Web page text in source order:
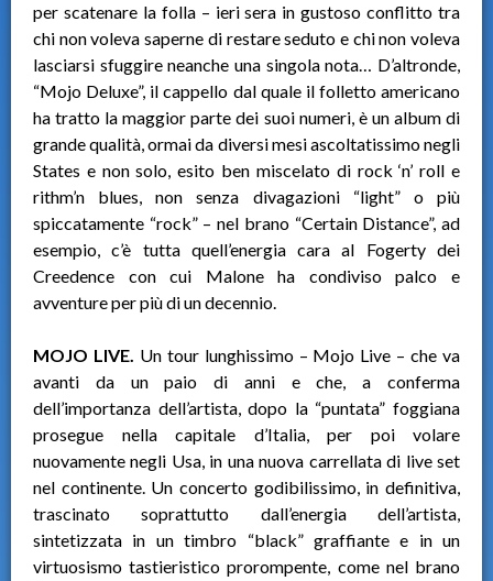
per scatenare la folla – ieri sera in gustoso conflitto tra
chi non voleva saperne di restare seduto e chi non voleva
lasciarsi sfuggire neanche una singola nota… D’altronde,
“Mojo Deluxe”, il cappello dal quale il folletto americano
ha tratto la maggior parte dei suoi numeri, è un album di
grande qualità, ormai da diversi mesi ascoltatissimo negli
States e non solo, esito ben miscelato di rock ‘n’ roll e
rithm’n blues, non senza divagazioni “light” o più
spiccatamente “rock” – nel brano “Certain Distance”, ad
esempio, c’è tutta quell’energia cara al Fogerty dei
Creedence con cui Malone ha condiviso palco e
avventure per più di un decennio.
MOJO LIVE. Un tour lunghissimo – Mojo Live – che va
avanti da un paio di anni e che, a conferma
dell’importanza dell’artista, dopo la “puntata” foggiana
prosegue nella capitale d’Italia, per poi volare
nuovamente negli Usa, in una nuova carrellata di live set
nel continente. Un concerto godibilissimo, in definitiva,
trascinato soprattutto dall’energia dell’artista,
sintetizzata in un timbro “black” graffiante e in un
virtuosismo tastieristico prorompente, come nel brano